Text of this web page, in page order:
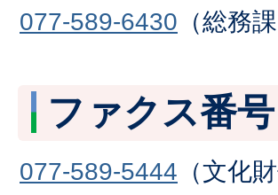
077-589-6430 （総務課
ファクス番号
077-589-5444 （文化